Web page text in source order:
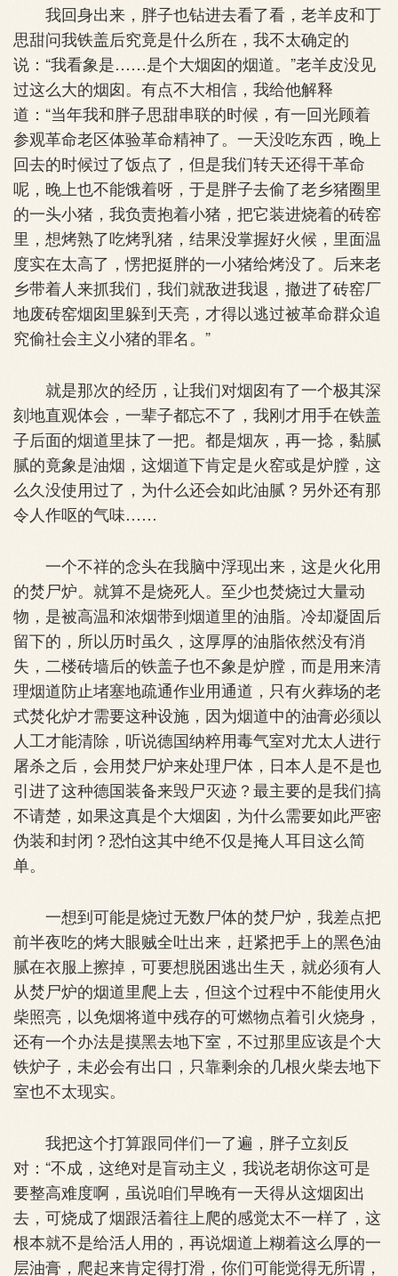
我回身出来，胖子也钻进去看了看，老羊皮和丁
思甜问我铁盖后究竟是什么所在，我不太确定的
说：“我看象是……是个大烟囱的烟道。”老羊皮没见
过这么大的烟囱。有点不大相信，我给他解释
道：“当年我和胖子思甜串联的时候，有一回光顾着
参观革命老区体验革命精神了。一天没吃东西，晚上
回去的时候过了饭点了，但是我们转天还得干革命
呢，晚上也不能饿着呀，于是胖子去偷了老乡猪圈里
的一头小猪，我负责抱着小猪，把它装进烧着的砖窑
里，想烤熟了吃烤乳猪，结果没掌握好火候，里面温
度实在太高了，愣把挺胖的一小猪给烤没了。后来老
乡带着人来抓我们，我们就敌进我退，撤进了砖窑厂
地废砖窑烟囱里躲到天亮，才得以逃过被革命群众追
究偷社会主义小猪的罪名。”
就是那次的经历，让我们对烟囱有了一个极其深
刻地直观体会，一辈子都忘不了，我刚才用手在铁盖
子后面的烟道里抹了一把。都是烟灰，再一捻，黏腻
腻的竟象是油烟，这烟道下肯定是火窑或是炉膛，这
么久没使用过了，为什么还会如此油腻？另外还有那
令人作呕的气味……
一个不祥的念头在我脑中浮现出来，这是火化用
的焚尸炉。就算不是烧死人。至少也焚烧过大量动
物，是被高温和浓烟带到烟道里的油脂。冷却凝固后
留下的，所以历时虽久，这厚厚的油脂依然没有消
失，二楼砖墙后的铁盖子也不象是炉膛，而是用来清
理烟道防止堵塞地疏通作业用通道，只有火葬场的老
式焚化炉才需要这种设施，因为烟道中的油膏必须以
人工才能清除，听说德国纳粹用毒气室对尤太人进行
屠杀之后，会用焚尸炉来处理尸体，日本人是不是也
引进了这种德国装备来毁尸灭迹？最主要的是我们搞
不请楚，如果这真是个大烟囱，为什么需要如此严密
伪装和封闭？恐怕这其中绝不仅是掩人耳目这么简
单。
一想到可能是烧过无数尸体的焚尸炉，我差点把
前半夜吃的烤大眼贼全吐出来，赶紧把手上的黑色油
腻在衣服上擦掉，可要想脱困逃出生天，就必须有人
从焚尸炉的烟道里爬上去，但这个过程中不能使用火
柴照亮，以免烟将道中残存的可燃物点着引火烧身，
还有一个办法是摸黑去地下室，不过那里应该是个大
铁炉子，未必会有出口，只靠剩余的几根火柴去地下
室也不太现实。
我把这个打算跟同伴们一了遍，胖子立刻反
对：“不成，这绝对是盲动主义，我说老胡你这可是
要整高难度啊，虽说咱们早晚有一天得从这烟囱出
去，可烧成了烟跟活着往上爬的感觉太不一样了，这
根本就不是给活人用的，再说烟道上糊着这么厚的一
层油膏，爬起来肯定得打滑，你们可能觉得无所谓，